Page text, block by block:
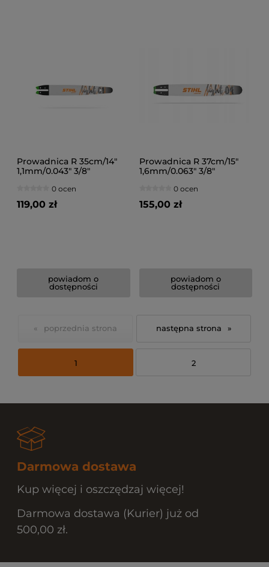
Prowadnica R 35cm/14"
1,1mm/0.043" 3/8"
0 ocen
119,00 zł
powiadom o
dostępności
Prowadnica R 37cm/15"
1,6mm/0.063" 3/8"
0 ocen
155,00 zł
powiadom o
dostępności
«
1 2
»
Darmowa dostawa
Kup więcej i oszczędzaj więcej!
Darmowa dostawa (Kurier) już od
500,00 zł.